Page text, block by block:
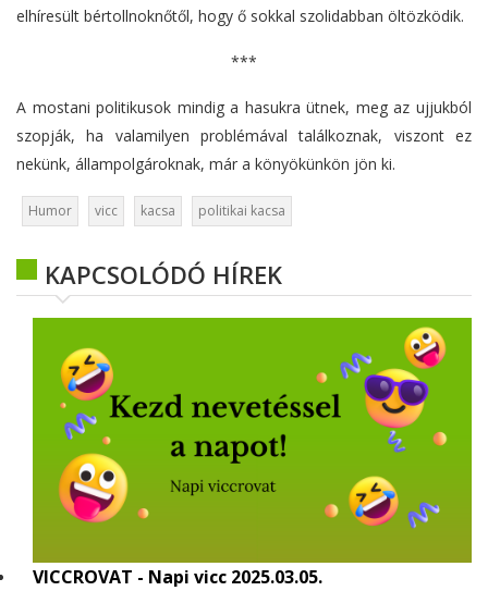
elhíresült bértollnoknőtől, hogy ő sokkal szolidabban öltözködik.
***
A mostani politikusok mindig a hasukra ütnek, meg az ujjukból
szopják, ha valamilyen problémával találkoznak, viszont ez
nekünk, állampolgároknak, már a könyökünkön jön ki.
Humor vicc kacsa politikai kacsa
KAPCSOLÓDÓ HÍREK
VICCROVAT - Napi vicc 2025.03.05.